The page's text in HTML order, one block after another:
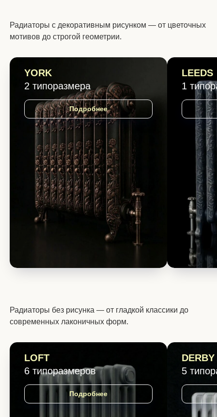
Радиаторы с декоративным рисунком — от цветочных
мотивов до строгой геометрии.
YORK
2 типоразмера
Подробнее
LEEDS
1
Радиаторы без рисунка — от гладкой классики до
современных лаконичных форм.
LOFT
6 типоразмеров
Подробнее
DERBY
5